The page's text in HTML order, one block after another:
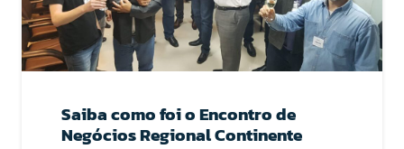
Saiba como foi o Encontro de
Negócios Regional Continente